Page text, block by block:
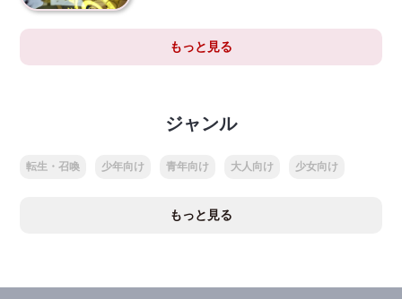
もっと見る
ジャンル
転生・召喚 少年向け 青年向け 大人向け 少女向け
もっと見る